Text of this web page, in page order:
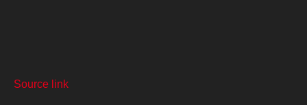
Source link